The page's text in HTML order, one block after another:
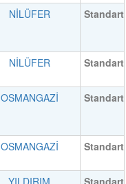
NİLÜFER Standart
NİLÜFER Standart
OSMANGAZİ Standart
OSMANGAZİ Standart
YILDIRIM Standart